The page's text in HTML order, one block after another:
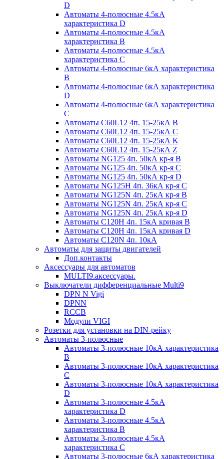
D
Автоматы 4-полюсные 4.5кА
характеристика D
Автоматы 4-полюсные 4.5кА
характеристика В
Автоматы 4-полюсные 4.5кА
характеристика С
Автоматы 4-полюсные 6кА характеристика
B
Автоматы 4-полюсные 6кА характеристика
D
Автоматы 4-полюсные 6кА характеристика
С
Автоматы C60L12 4п. 15-25кА B
Автоматы C60L12 4п. 15-25кА C
Автоматы C60L12 4п. 15-25кА K
Автоматы C60L12 4п. 15-25кА Z
Автоматы NG125 4п. 50кА кр-я B
Автоматы NG125 4п. 50кА кр-я C
Автоматы NG125 4п. 50кА кр-я D
Автоматы NG125H 4п. 36кА кр-я C
Автоматы NG125N 4п. 25кА кр-я B
Автоматы NG125N 4п. 25кА кр-я C
Автоматы NG125N 4п. 25кА кр-я D
Автоматы С120H 4п. 15кА кривая B
Автоматы С120H 4п. 15кА кривая D
Автоматы С120N 4п. 10кА
Автоматы для защиты двигателей
Доп.контакты
Аксессуары для автоматов
MULTI9.аксессуары.
Выключатели дифференциальные Multi9
DPN N Vigi
DPNN
RCCB
Модули VIGI
Розетки для установки на DIN-рейку
Автоматы 3-полюсные
Автоматы 3-полюсные 10кА характеристика
B
Автоматы 3-полюсные 10кА характеристика
C
Автоматы 3-полюсные 10кА характеристика
D
Автоматы 3-полюсные 4.5кА
характеристика D
Автоматы 3-полюсные 4.5кА
характеристика В
Автоматы 3-полюсные 4.5кА
характеристика С
Автоматы 3-полюсные 6кА характеристика